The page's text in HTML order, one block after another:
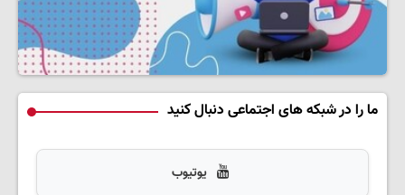
ما را در شبکه های اجتماعی دنبال کنید
یوتیوب